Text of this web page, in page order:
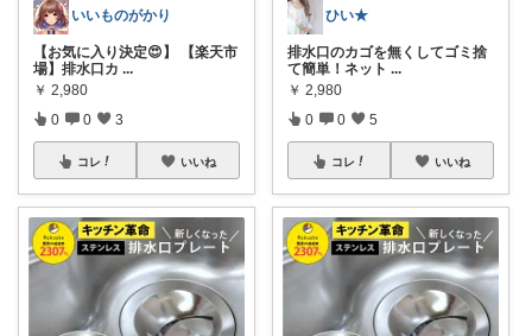
いいものがかり
【お気に入り決定😍】 【楽天市
場】排水口カ ...
￥ 2,980
0 0 3
コレ いいね
ひい★
排水口のカゴを無くしてゴミ捨
て簡単！ネット ...
￥ 2,980
0 0 5
コレ いいね